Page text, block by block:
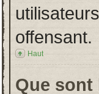
offensant.
Haut
Que sont